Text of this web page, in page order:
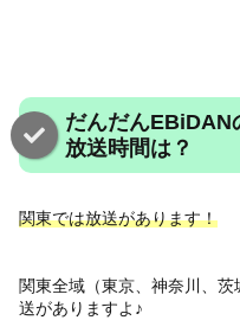
だんだんEBiDAN
放送時間は？
関東では放送があります！
関東全域（東京、神奈川、
送がありますよ♪